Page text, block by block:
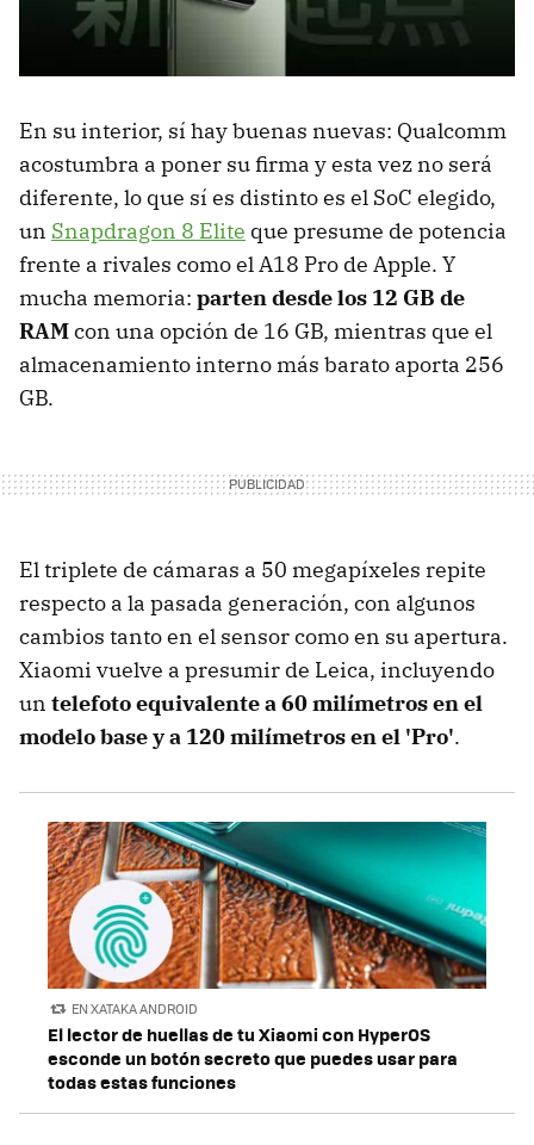
En su interior, sí hay buenas nuevas: Qualcomm
acostumbra a poner su firma y esta vez no será
diferente, lo que sí es distinto es el SoC elegido,
un Snapdragon 8 Elite que presume de potencia
frente a rivales como el A18 Pro de Apple. Y
mucha memoria: parten desde los 12 GB de
RAMcon una opción de 16 GB, mientras que el
almacenamiento interno más barato aporta 256
GB.
El triplete de cámaras a 50 megapíxeles repite
respecto a la pasada generación, con algunos
cambios tanto en el sensor como en su apertura.
Xiaomi vuelve a presumir de Leica, incluyendo
un telefoto equivalente a 60 milímetros en el
modelo base y a 120 milímetros en el 'Pro'.
EN XATAKA ANDROID
El lector de huellas de tu Xiaomi con HyperOS
esconde un botón secreto que puedes usar para
todas estas funciones